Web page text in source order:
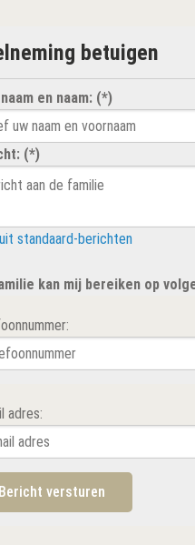
betuigen
en naam: (*)
(*)
standaard-berichten
kan mij bereiken op
adres: